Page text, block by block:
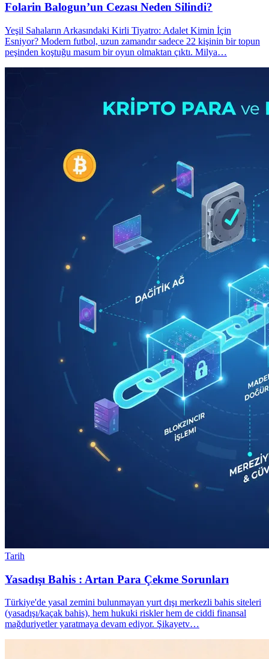
Folarin Balogun’un Cezası Neden Silindi?
Yeşil Sahaların Arkasındaki Kirli Tiyatro: Adalet Kimin İçin
Esniyor? Modern futbol, uzun zamandır sadece 22 kişinin bir topun
peşinden koştuğu masum bir oyun olmaktan çıktı. Milya…
Tarih
Yasadışı Bahis : Artan Para Çekme Sorunları
Türkiye'de yasal zemini bulunmayan yurt dışı merkezli bahis siteleri
(yasadışı/kaçak bahis), hem hukuki riskler hem de ciddi finansal
mağduriyetler yaratmaya devam ediyor. Şikayetv…